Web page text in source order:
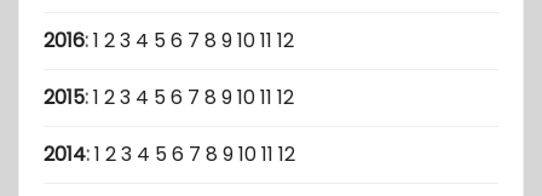
2016:1 23 4 56 7 8 91011 12
2015:1 23 4 56 7 8 91011 12
2014:1 23 4 56 7 8 91011 12